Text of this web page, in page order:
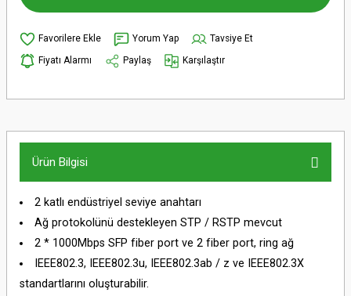
Yorum Yap
Tavsiye Et
Fiyatı Alarmı
Paylaş Karşılaştır
Ürün Bilgisi
2 katlı endüstriyel seviye anahtarı
Ağ protokolünü destekleyen STP / RSTP mevcut
2 * 1000Mbps SFP fiber port ve 2 fiber port, ring ağ
IEEE802.3, IEEE802.3u, IEEE802.3ab / z ve IEEE802.3X
standartlarını oluşturabilir.